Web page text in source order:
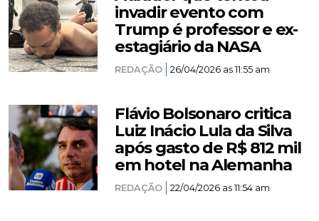
invadir evento com
Trump é professor e ex-
estagiário da NASA
REDAÇÃO 26/04/2026 as 11:55 am
Flávio Bolsonaro critica
Luiz Inácio Lula da Silva
após gasto de R$ 812 mil
em hotel na Alemanha
REDAÇÃO 22/04/2026 as 11:54 am